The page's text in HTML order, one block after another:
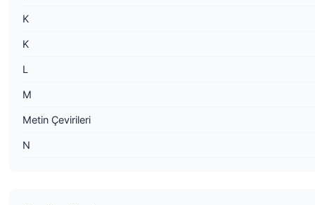
K
K
L
M
Metin Çevirileri
N